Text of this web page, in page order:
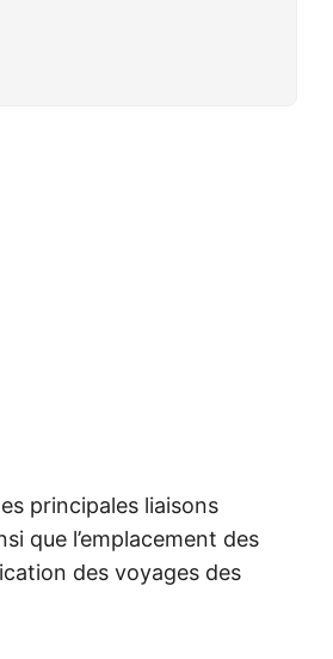
principales liaisons
que l’emplacement des
des voyages des